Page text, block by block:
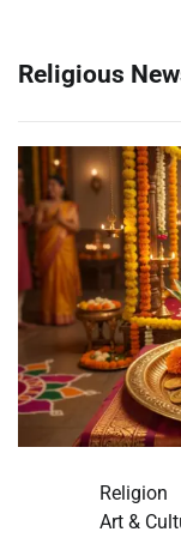
Religious
Religion
Art &